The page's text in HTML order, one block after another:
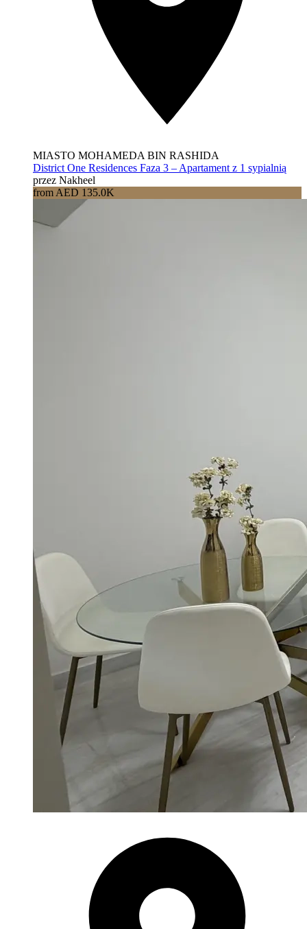
MIASTO MOHAMEDA BIN RASHIDA
District One Residences Faza 3 – Apartament z 1 sypialnią
przez Nakheel
from AED 135.0K